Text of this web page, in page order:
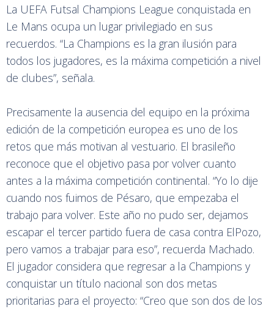
La UEFA Futsal Champions League conquistada en
Le Mans ocupa un lugar privilegiado en sus
recuerdos. “La Champions es la gran ilusión para
todos los jugadores, es la máxima competición a nivel
de clubes”, señala.
Precisamente la ausencia del equipo en la próxima
edición de la competición europea es uno de los
retos que más motivan al vestuario. El brasileño
reconoce que el objetivo pasa por volver cuanto
antes a la máxima competición continental. “Yo lo dije
cuando nos fuimos de Pésaro, que empezaba el
trabajo para volver. Este año no pudo ser, dejamos
escapar el tercer partido fuera de casa contra ElPozo,
pero vamos a trabajar para eso”, recuerda Machado.
El jugador considera que regresar a la Champions y
conquistar un título nacional son dos metas
prioritarias para el proyecto: “Creo que son dos de los